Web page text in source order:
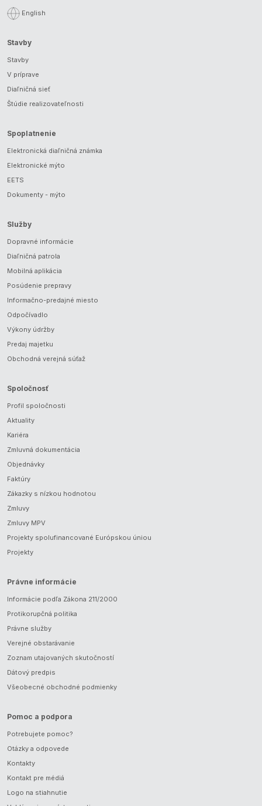
English
Stavby
Stavby
V príprave
Diaľničná sieť
Štúdie realizovateľnosti
Spoplatnenie
Elektronická diaľničná známka
Elektronické mýto
EETS
Dokumenty - mýto
Služby
Dopravné informácie
Diaľničná patrola
Mobilná aplikácia
Posúdenie prepravy
Informačno-predajné miesto
Odpočívadlo
Výkony údržby
Predaj majetku
Obchodná verejná súťaž
Spoločnosť
Profil spoločnosti
Aktuality
Kariéra
Zmluvná dokumentácia
Objednávky
Faktúry
Zákazky s nízkou hodnotou
Zmluvy
Zmluvy MPV
Projekty spolufinancované Európskou úniou
Projekty
Právne informácie
Informácie podľa Zákona 211/2000
Protikorupčná politika
Právne služby
Verejné obstarávanie
Zoznam utajovaných skutočností
Dátový predpis
Všeobecné obchodné podmienky
Pomoc a podpora
Potrebujete pomoc?
Otázky a odpovede
Kontakty
Kontakt pre médiá
Logo na stiahnutie